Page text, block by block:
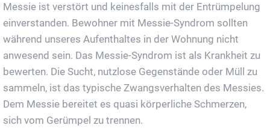
Messie ist verstört und keinesfalls mit der Entrümpelung
einverstanden. Bewohner mit Messie-Syndrom sollten
während unseres Aufenthaltes in der Wohnung nicht
anwesend sein. Das Messie-Syndrom ist als Krankheit zu
bewerten. Die Sucht, nutzlose Gegenstände oder Müll zu
sammeln, ist das typische Zwangsverhalten des Messies.
Dem Messie bereitet es quasi körperliche Schmerzen,
sich vom Gerümpel zu trennen.